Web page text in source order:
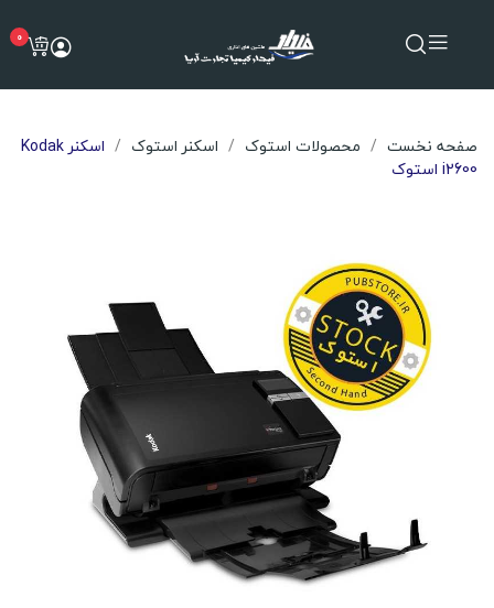
0
صفحه نخست محصولات استوک اسکنر استوک
اسکنر Kodak
i2600 استوک